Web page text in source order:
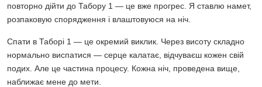
повторно дійти до Табору 1 — це вже прогрес. Я ставлю намет,
розпаковую спорядження і влаштовуюся на ніч.
Спати в Таборі 1 — це окремий виклик. Через висоту складно
нормально виспатися — серце калатає, відчуваєш кожен свій
подих. Але це частина процесу. Кожна ніч, проведена вище,
наближає мене до мети.